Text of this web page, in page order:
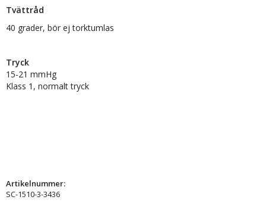
Tvättråd
40 grader, bör ej torktumlas
Tryck
15-21 mmHg
Klass 1, normalt tryck
Artikelnummer:
SC-1510-3-3436